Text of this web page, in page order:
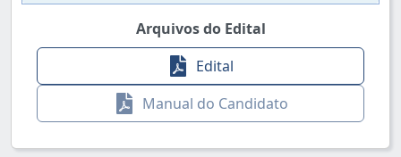
Arquivos do Edital
Edital
Manual do Candidato